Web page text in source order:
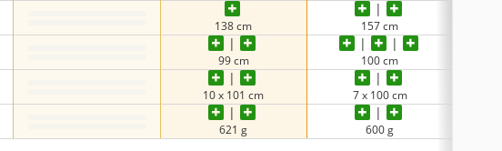
138 cm 157 cm
99 cm 100 cm
10 x 101 cm 7 x 100 cm
621 g 600 g